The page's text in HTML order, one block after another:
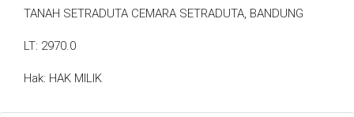
TANAH SETRADUTA CEMARA SETRADUTA, BANDUNG
LT: 2970.0
Hak: HAK MILIK